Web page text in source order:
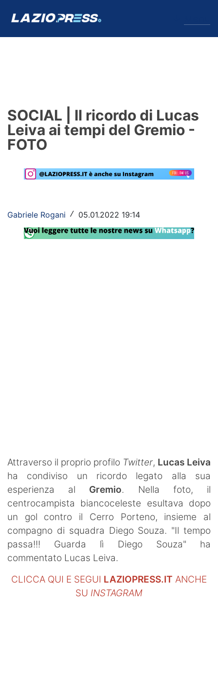
Formello
Infortuni
Primavera
Lazio Women
Rassegna Lazio
Contatti
SOCIAL | Il ricordo di Lucas
Leiva ai tempi del Gremio -
FOTO
Gabriele Rogani / 05.01.2022 19:14
Attraverso il proprio profilo Twitter, Lucas Leiva
ha condiviso un ricordo legato alla sua
esperienza al Gremio. Nella foto, il
centrocampista biancoceleste esultava dopo
un gol contro il Cerro Porteno, insieme al
compagno di squadra Diego Souza. "Il tempo
passa!!! Guarda lì Diego Souza" ha
commentato Lucas Leiva.
CLICCA QUI E SEGUI LAZIOPRESS.IT ANCHE
SU INSTAGRAM